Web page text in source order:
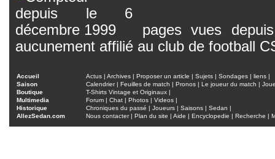
pages vues
aucunement affilié au club de football
Accueil Actus | Archives | Proposer un article | Sujets | Sondages | liens |
Saison
Calendrier| Feuilles de match | Pronos | Le joueur du match |
Boutique
T-Shirts Vintage et Originaux |
Multimedia
Forum | Chat | Photos | Videos |
Historique
Chroniques du passé | Joueurs | Saisons | Sedan |
AllezSedan.com
Nous contacter| Plan du site | Aide | Encyclopedie | Recherche |